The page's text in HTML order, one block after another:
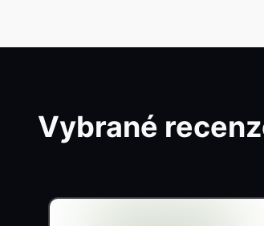
Vybrané